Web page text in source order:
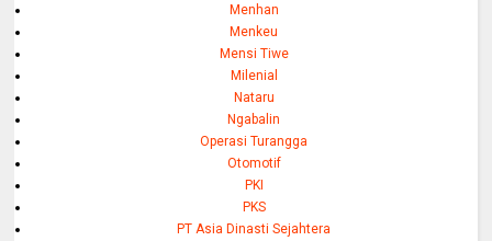
Menhan
Menkeu
Mensi Tiwe
Milenial
Nataru
Ngabalin
Operasi Turangga
Otomotif
PKI
PKS
PT Asia Dinasti Sejahtera